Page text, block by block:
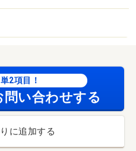
2項目！
問い合わせする
に追加する